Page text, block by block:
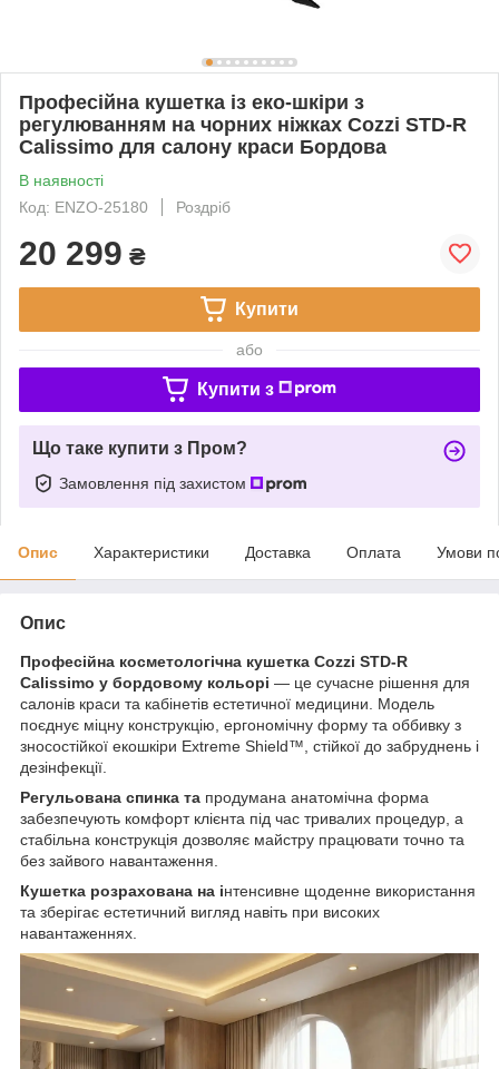
Професійна кушетка із еко-шкіри з
регулюванням на чорних ніжках Cozzi STD-R
Calissimo для салону краси Бордова
В наявності
Код: ENZO-25180
Роздріб
20 299 ₴
Купити
або
Купити з
Що таке купити з Пром?
Замовлення під захистом
Опис Характеристики Доставка Оплата Умови
Опис
Професійна косметологічна кушетка Cozzi STD-R
Calissimo у бордовому кольорі — це сучасне рішення для
салонів краси та кабінетів естетичної медицини. Модель
поєднує міцну конструкцію, ергономічну форму та оббивку з
зносостійкої екошкіри Extreme Shield™, стійкої до забруднень і
дезінфекції.
Регульована спинка та продумана анатомічна форма
забезпечують комфорт клієнта під час тривалих процедур, а
стабільна конструкція дозволяє майстру працювати точно та
без зайвого навантаження.
Кушетка розрахована на інтенсивне щоденне використання
та зберігає естетичний вигляд навіть при високих
навантаженнях.